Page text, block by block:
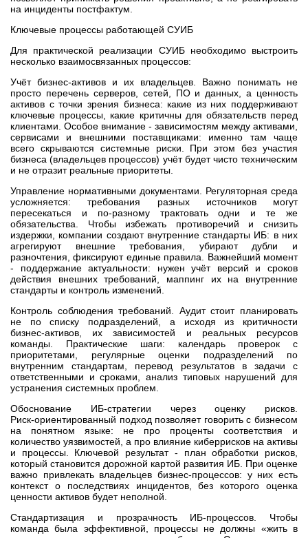
на инциденты постфактум.
Ключевые процессы работающей СУИБ
Для практической реализации СУИБ необходимо выстроить
несколько взаимосвязанных процессов:
Учёт бизнес‑активов и их владельцев. Важно понимать не
просто перечень серверов, сетей, ПО и данных, а ценность
активов с точки зрения бизнеса: какие из них поддерживают
ключевые процессы, какие критичны для обязательств перед
клиентами. Особое внимание - зависимостям между активами,
сервисами и внешними поставщиками: именно там чаще
всего скрываются системные риски. При этом без участия
бизнеса (владельцев процессов) учёт будет чисто техническим
и не отразит реальные приоритеты.
Управление нормативными документами. Регуляторная среда
усложняется: требования разных источников могут
пересекаться и по‑разному трактовать одни и те же
обязательства. Чтобы избежать противоречий и снизить
издержки, компании создают внутренние стандарты ИБ: в них
агрегируют внешние требования, убирают дубли и
разночтения, фиксируют единые правила. Важнейший момент
- поддержание актуальности: нужен учёт версий и сроков
действия внешних требований, маппинг их на внутренние
стандарты и контроль изменений.
Контроль соблюдения требований. Аудит стоит планировать
не по списку подразделений, а исходя из критичности
бизнес‑активов, их зависимостей и реальных ресурсов
команды. Практические шаги: календарь проверок с
приоритетами, регулярные оценки подразделений по
внутренним стандартам, перевод результатов в задачи с
ответственными и сроками, анализ типовых нарушений для
устранения системных проблем.
Обоснование ИБ‑стратегии через оценку рисков.
Риск‑ориентированный подход позволяет говорить с бизнесом
на понятном языке: не про проценты соответствия и
количество уязвимостей, а про влияние киберрисков на активы
и процессы. Ключевой результат - план обработки рисков,
который становится дорожной картой развития ИБ. При оценке
важно привлекать владельцев бизнес‑процессов: у них есть
контекст о последствиях инцидентов, без которого оценка
ценности активов будет неполной.
Стандартизация и прозрачность ИБ‑процессов. Чтобы
команда была эффективной, процессы не должны «жить в